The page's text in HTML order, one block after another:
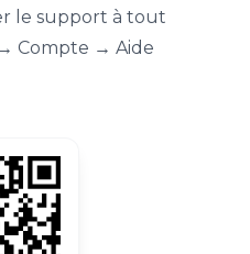
le support à tout
Compte → Aide